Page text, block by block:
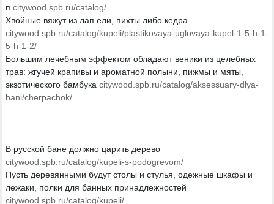
п citywood.spb.ru/catalog/
Хвойные вяжут из лап ели, пихты либо кедра
citywood.spb.ru/catalog/kupeli/plastikovaya-uglovaya-kupel-1-5-h-1-
5-h-1-2/
Большим лечебным эффектом обладают веники из целебных
трав: жгучей крапивы и ароматной полыни, пижмы и мяты,
экзотического бамбука citywood.spb.ru/catalog/aksessuary-dlya-
bani/cherpachok/
В русской бане должно царить дерево
citywood.spb.ru/catalog/kupeli-s-podogrevom/
Пусть деревянными будут столы и стулья, одежные шкафы и
лежаки, полки для банных принадлежностей
citywood.spb.ru/catalog/kupeli/